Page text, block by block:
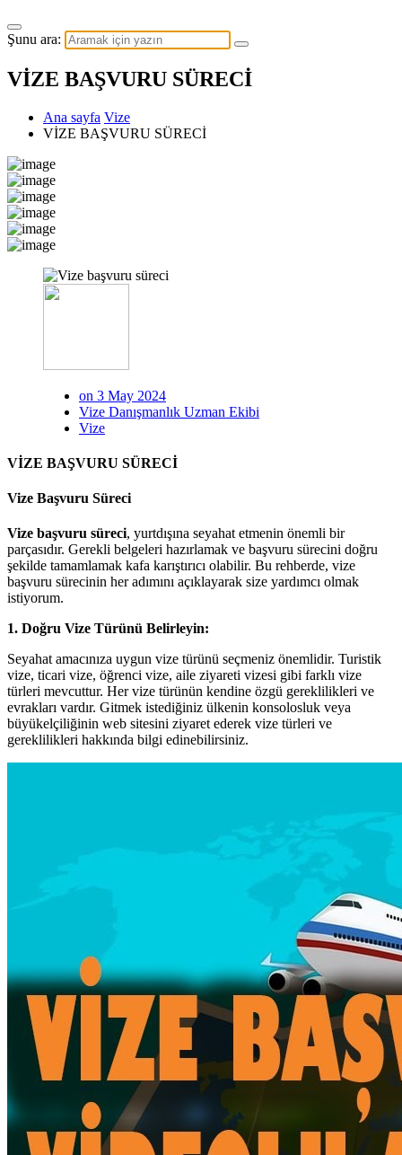
Şunu ara:
VİZE BAŞVURU SÜRECİ
Ana sayfa Vize
VİZE BAŞVURU SÜRECİ
on 3 May 2024
Vize Danışmanlık Uzman Ekibi
Vize
VİZE BAŞVURU SÜRECİ
Vize Başvuru Süreci
Vize başvuru süreci, yurtdışına seyahat etmenin önemli bir
parçasıdır. Gerekli belgeleri hazırlamak ve başvuru sürecini doğru
şekilde tamamlamak kafa karıştırıcı olabilir. Bu rehberde, vize
başvuru sürecinin her adımını açıklayarak size yardımcı olmak
istiyorum.
1. Doğru Vize Türünü Belirleyin:
Seyahat amacınıza uygun vize türünü seçmeniz önemlidir. Turistik
vize, ticari vize, öğrenci vize, aile ziyareti vizesi gibi farklı vize
türleri mevcuttur. Her vize türünün kendine özgü gereklilikleri ve
evrakları vardır. Gitmek istediğiniz ülkenin konsolosluk veya
büyükelçiliğinin web sitesini ziyaret ederek vize türleri ve
gereklilikleri hakkında bilgi edinebilirsiniz.